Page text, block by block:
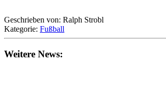
Geschrieben von: Ralph Strobl
Kategorie: Fußball
Weitere News: